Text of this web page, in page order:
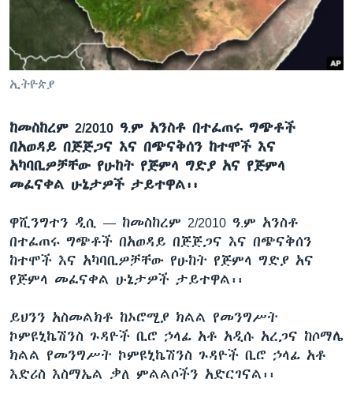
ቋንቋዎች
ኢትዮጵያ
ከመስከረም 2/2010 ዓ.ም አንስቶ በተፈጠሩ ግጭቶች
በአወዳይ በጅጅጋና እና በጭናቅሰን ከተሞች እና
አካባቢዎቻቸው የሁከት የጅምላ ግድያ አና የጅምላ
መፈናቀል ሁኔታዎች ታይተዋል፡፡
ዋሺንግተን ዲሲ — ከመስከረም 2/2010 ዓ.ም አንስቶ
በተፈጠሩ ግጭቶች በአወዳይ በጅጅጋና እና በጭናቅሰን
ከተሞች እና አካባቢዎቻቸው የሁከት የጅምላ ግድያ አና
የጅምላ መፈናቀል ሁኔታዎች ታይተዋል፡፡
ይህንን አስመልክቶ ከኦሮሚያ ክልል የመንግሥት
ኮምዩኒኬሽንስ ጉዳዮች ቢሮ ኃላፊ አቶ አዲሱ አረጋና ከሶማሌ
ክልል የመንግሥት ኮምዩኒኬሽንስ ጉዳዮች ቢሮ ኃላፊ አቶ
እድሪስ እስማኤል ቃለ ምልልሶችን አድርገናል፡፡